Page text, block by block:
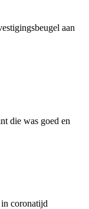
aan
die was goed en
coronatijd